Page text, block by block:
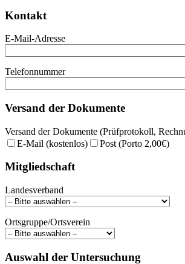
Kontakt
E-Mail-Adresse
Telefonnummer
Versand der Dokumente
Versand der Dokumente (Prüfprotokoll,
E-Mail (kostenlos)
Post (Porto 2,00€)
Mitgliedschaft
Landesverband
Ortsgruppe/Ortsverein
Auswahl der Untersuchung